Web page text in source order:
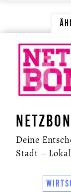
NETZBON
Deine
Stadt –